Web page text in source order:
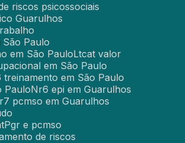
riscos psicossociais
Guarulhos
São Paulo
em São Paulo Ltcat valor
em São Paulo
treinamento em São Paulo
Paulo
Nr6 epi em Guarulhos
Nr7 pcmso em Guarulhos
Pgr e pcmso
de riscos